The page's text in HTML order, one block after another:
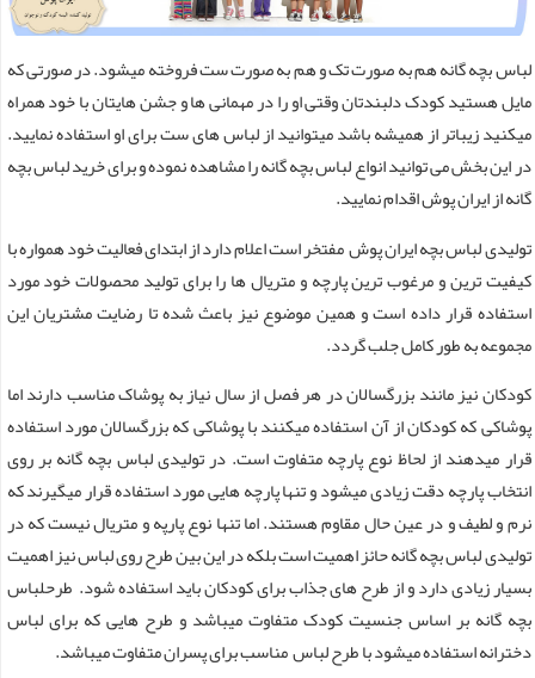
لباس بچه گانه هم به صورت تک و هم به صورت ست فروخته میشود. در صورتی که
مایل هستید کودک دلبندتان وقتی او را در مهمانی ها و جشن هایتان با خود همراه
میکنید زیباتر از همیشه باشد میتوانید از لباس های ست برای او استفاده نمایید.
در این بخش می توانید انواع لباس بچه گانه را مشاهده نموده و برای خرید لباس بچه
گانه از ایران پوش اقدام نمایید.
تولیدی لباس بچه ایران پوش مفتخر است اعلام دارد از ابتدای فعالیت خود همواره با
کیفیت ترین و مرغوب ترین پارچه و متریال ها را برای تولید محصولات خود مورد
استفاده قرار داده است و همین موضوع نیز باعث شده تا رضایت مشتریان این
مجموعه به طور کامل جلب گردد.
کودکان نیز مانند بزرگسالان در هر فصل از سال نیاز به پوشاک مناسب دارند اما
پوشاکی که کودکان از آن استفاده میکنند با پوشاکی که بزرگسالان مورد استفاده
قرار میدهند از لحاظ نوع پارچه متفاوت است. در تولیدی لباس بچه گانه بر روی
انتخاب پارچه دقت زیادی میشود و تنها پارچه هایی مورد استفاده قرار میگیرند که
نرم و لطیف و در عین حال مقاوم هستند. اما تنها نوع پارپه و متریال نیست که در
تولیدی لباس بچه گانه حائز اهمیت است بلکه در این بین طرح روی لباس نیز اهمیت
بسیار زیادی دارد و از طرح های جذاب برای کودکان باید استفاده شود. طرحلباس
بچه گانه بر اساس جنسیت کودک متفاوت میباشد و طرح هایی که برای لباس
دخترانه استفاده میشود با طرح لباس مناسب برای پسران متفاوت میباشد.